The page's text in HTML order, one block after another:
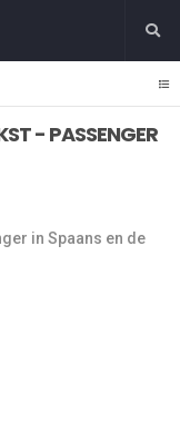
- PASSENGER
in Spaans en de